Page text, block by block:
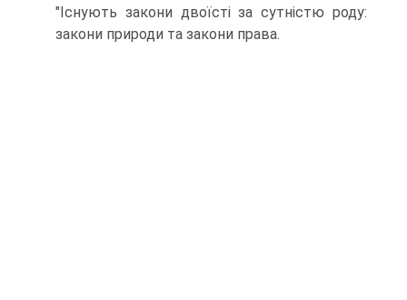
"Існують закони двоїсті за сутністю роду:
закони природи та закони права.